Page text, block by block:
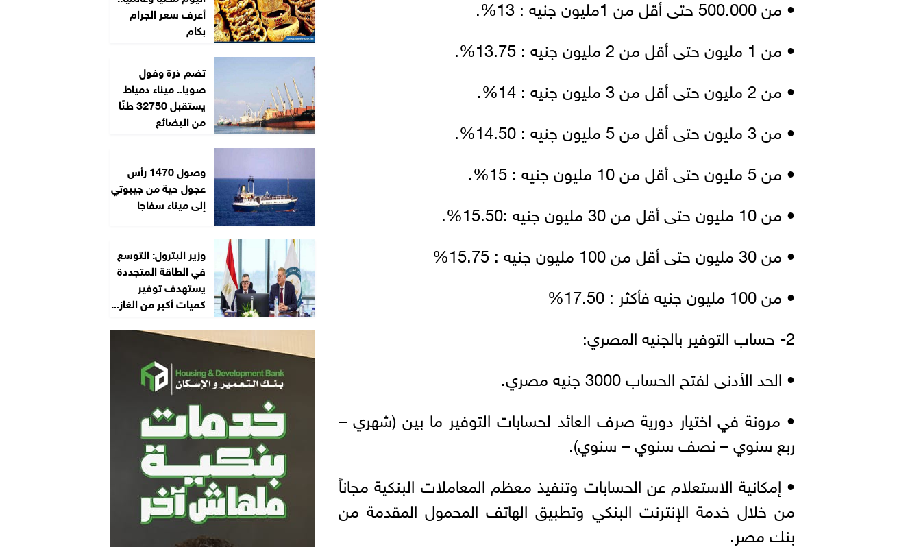
• من 500.000 حتى أقل من 1مليون جنيه : 13%.
• من 1 مليون حتى أقل من 2 مليون جنيه : 13.75%.
• من 2 مليون حتى أقل من 3 مليون جنيه : 14%.
• من 3 مليون حتى أقل من 5 مليون جنيه : 14.50%.
• من 5 مليون حتى أقل من 10 مليون جنيه : 15%.
• من 10 مليون حتى أقل من 30 مليون جنيه :15.50%.
• من 30 مليون حتى أقل من 100 مليون جنيه : 15.75%
• من 100 مليون جنيه فأكثر : 17.50%
2- حساب التوفير بالجنيه المصري:
• الحد الأدنى لفتح الحساب 3000 جنيه مصري.
• مرونة في اختيار دورية صرف العائد لحسابات التوفير ما بين (شهري –
ربع سنوي – نصف سنوي – سنوي).
• إمكانية الاستعلام عن الحسابات وتنفيذ معظم المعاملات البنكية مجاناً
من خلال خدمة الإنترنت البنكي وتطبيق الهاتف المحمول المقدمة من
بنك مصر.
أعرف سعر الجرام
بكام
تضم ذرة وفول
صويا.. ميناء دمياط
يستقبل 32750 طنًا
من البضائع
وصول 1470 رأس
عجول حية من جيبوتي
إلى ميناء سفاجا
وزير البترول: التوسع
في الطاقة المتجددة
يستهدف توفير
كميات أكبر من الغاز...